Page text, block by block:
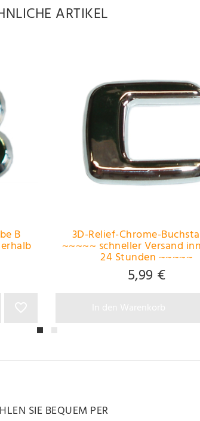
ARTIKEL
B 3D-Relief-Chrome-
~~~~~ schneller Versand
24 Stunden ~~~~~
5,99 €
SIE BEQUEM PER